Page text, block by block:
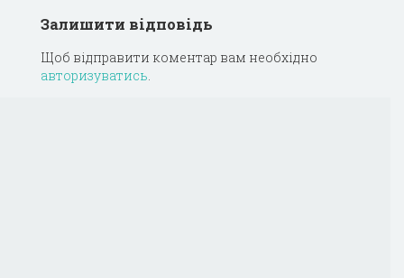
Залишити відповідь
Щоб відправити коментар вам необхідно
авторизуватись.